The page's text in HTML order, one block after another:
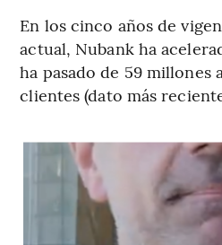
En los cinco años de
actual, Nubank ha
ha pasado de 59 millones
clientes (dato más